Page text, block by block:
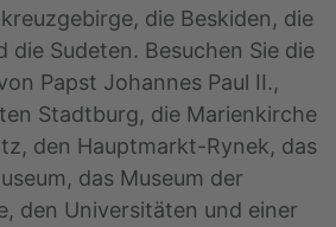
die Beskiden, die
die Sudeten. Besuchen Sie die
Papst Johannes Paul II.,
Stadtburg, die Marienkirche
den Hauptmarkt-Rynek, das
das Museum der
den Universitäten und einer